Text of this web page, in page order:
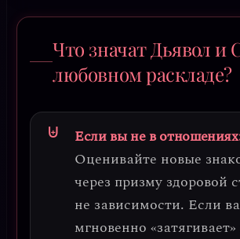
Что значат Дьявол и
любовном раскладе?
Если вы не в
Оценивайте новые
через призму здоровой
не зависимости. Если
мгновенно «затягивает»